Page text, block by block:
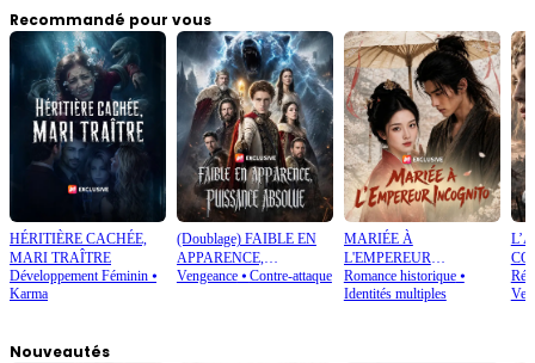
Recommandé pour vous
HÉRITIÈRE CACHÉE,
MARI TRAÎTRE
Développement Féminin ⦁
Karma
(Doublage) FAIBLE EN
APPARENCE,
PUISSANCE ABSOLUE
Vengeance⦁ Contre-attaque
MARIÉE À
L'EMPEREUR
INCOGNITO
Romance historique⦁
Identités multiples
Nouveautés